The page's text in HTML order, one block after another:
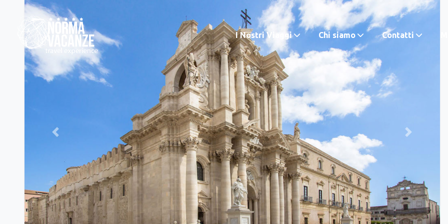
I Nostri Viaggi Chi siamo Contatti
Previous Next